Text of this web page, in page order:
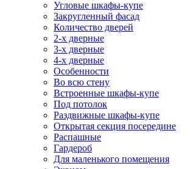
Угловые шкафы-купе
Закругленный фасад
Количество дверей
2-х дверные
3-х дверные
4-х дверные
Особенности
Во всю стену
Встроенные шкафы-купе
Под потолок
Раздвижные шкафы-купе
Открытая секция посередине
Распашные
Гардероб
Для маленького помещения